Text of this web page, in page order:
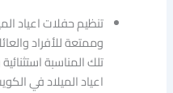
تنظيم حفلات اعياد
وممتعة للأفراد
تلك المناسبة
اعياد الميلاد في